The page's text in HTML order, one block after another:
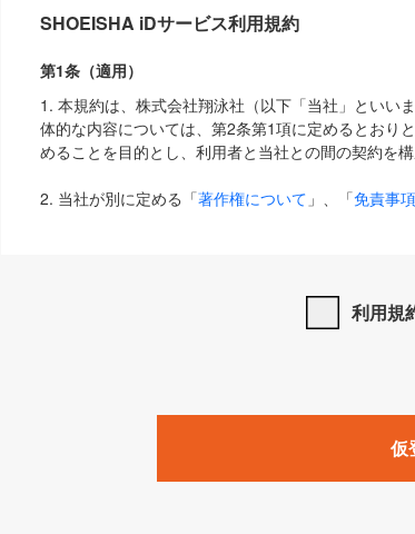
SHOEISHA iDサービス利用規約
第1条（適用）
1. 本規約は、株式会社翔泳社（以下「当社」といい
体的な内容については、第2条第1項に定めるとおり
めることを目的とし、利用者と当社との間の契約を構
2. 当社が別に定める「著作権について 」、「免責事項
は、本規約の規定が優先して適用されるものとします
1. 「本サービス」とは、当社が提供する以下のサー
みます）及びこれらサービスに関連して当社が実施
「SEBook」「SEShop」「CodeZine」「
利用規
仮